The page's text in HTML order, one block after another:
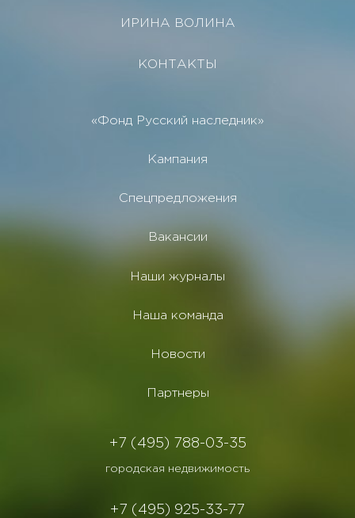
ИРИНА ВОЛИНА
КОНТАКТЫ
«Фонд Русский наследник»
Кампания
Спецпредложения
Вакансии
Наши журналы
Наша команда
Новости
Партнеры
+7 (495) 788-03-35
городская недвижимость
+7 (495) 925-33-77